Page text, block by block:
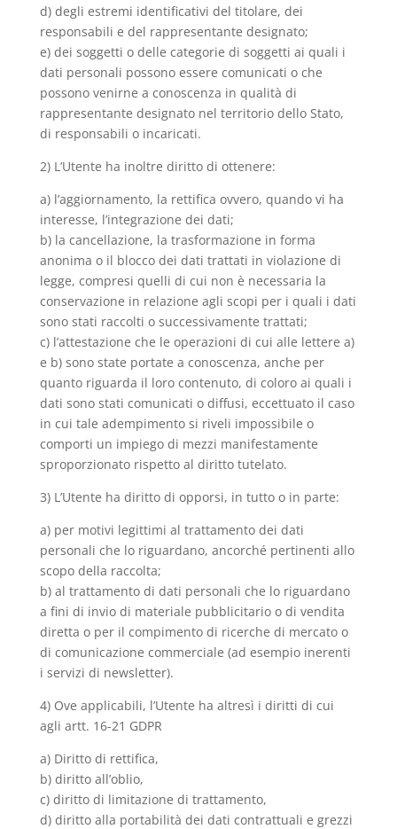
d) degli estremi identificativi del titolare, dei
responsabili e del rappresentante designato;
e) dei soggetti o delle categorie di soggetti ai quali i
dati personali possono essere comunicati o che
possono venirne a conoscenza in qualità di
rappresentante designato nel territorio dello Stato,
di responsabili o incaricati.
2) L’Utente ha inoltre diritto di ottenere:
a) l’aggiornamento, la rettifica ovvero, quando vi ha
interesse, l’integrazione dei dati;
b) la cancellazione, la trasformazione in forma
anonima o il blocco dei dati trattati in violazione di
legge, compresi quelli di cui non è necessaria la
conservazione in relazione agli scopi per i quali i dati
sono stati raccolti o successivamente trattati;
c) l’attestazione che le operazioni di cui alle lettere a)
e b) sono state portate a conoscenza, anche per
quanto riguarda il loro contenuto, di coloro ai quali i
dati sono stati comunicati o diffusi, eccettuato il caso
in cui tale adempimento si riveli impossibile o
comporti un impiego di mezzi manifestamente
sproporzionato rispetto al diritto tutelato.
3) L’Utente ha diritto di opporsi, in tutto o in parte:
a) per motivi legittimi al trattamento dei dati
personali che lo riguardano, ancorché pertinenti allo
scopo della raccolta;
b) al trattamento di dati personali che lo riguardano
a fini di invio di materiale pubblicitario o di vendita
diretta o per il compimento di ricerche di mercato o
di comunicazione commerciale (ad esempio inerenti
i servizi di newsletter).
4) Ove applicabili, l’Utente ha altresì i diritti di cui
agli artt. 16-21 GDPR
a) Diritto di rettifica,
b) diritto all’oblio,
c) diritto di limitazione di trattamento,
d) diritto alla portabilità dei dati contrattuali e grezzi